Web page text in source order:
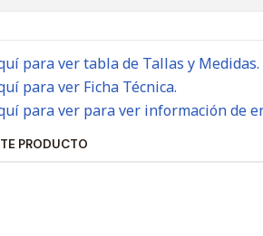
para ver tabla de Tallas y Medidas.
para ver Ficha Técnica.
para ver para ver información de
PRODUCTO